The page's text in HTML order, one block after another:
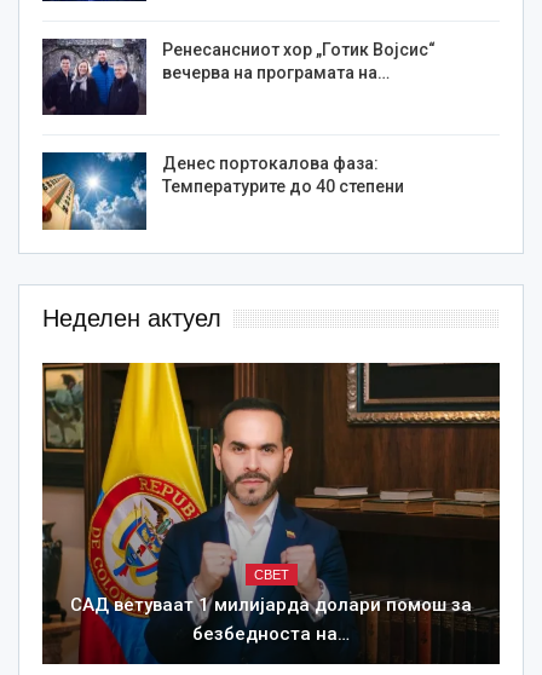
Ренесансниот хор „Готик Војсис“
вечерва на програмата на…
Денес портокалова фаза:
Температурите до 40 степени
Неделен актуел
СВЕТ
САД ветуваат 1 милијарда долари помош за
безбедноста на…